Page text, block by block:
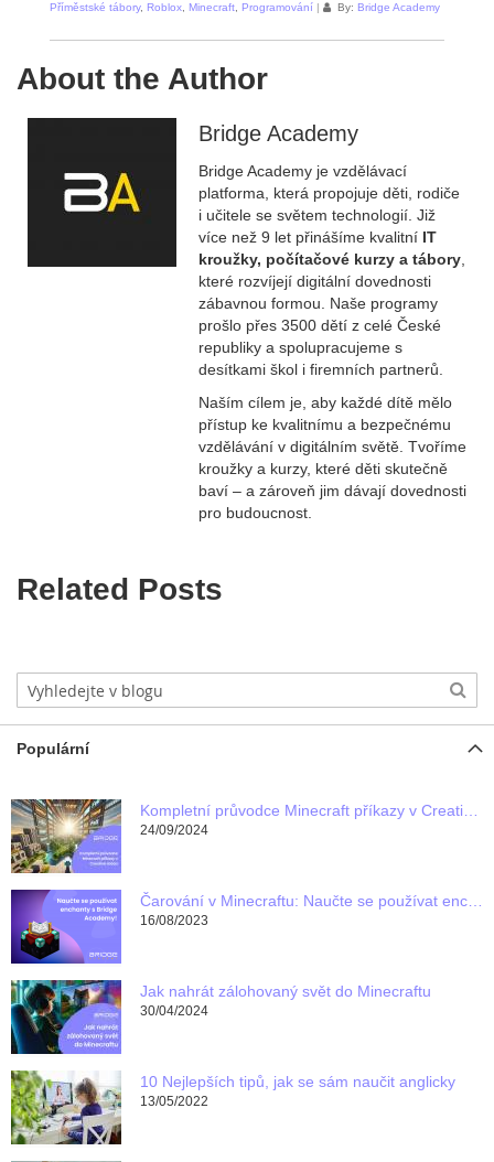
Příměstské tábory, Roblox, Minecraft, Programování By: Bridge Academy
About the Author
Bridge Academy
Bridge Academy je vzdělávací
platforma, která propojuje děti, rodiče
i učitele se světem technologií. Již
více než 9 let přinášíme kvalitní IT
kroužky, počítačové kurzy a tábory,
které rozvíjejí digitální dovednosti
zábavnou formou. Naše programy
prošlo přes 3500 dětí z celé České
republiky a spolupracujeme s
desítkami škol i firemních partnerů.
Naším cílem je, aby každé dítě mělo
přístup ke kvalitnímu a bezpečnému
vzdělávání v digitálním světě. Tvoříme
kroužky a kurzy, které děti skutečně
baví – a zároveň jim dávají dovednosti
pro budoucnost.
Related Posts
Populární
Kompletní průvodce Minecraft příkazy v Creative módu
24/09/2024
Čarování v Minecraftu: Naučte se používat enchanty s Bridge Academy!
16/08/2023
Jak nahrát zálohovaný svět do Minecraftu
30/04/2024
10 Nejlepších tipů, jak se sám naučit anglicky
13/05/2022